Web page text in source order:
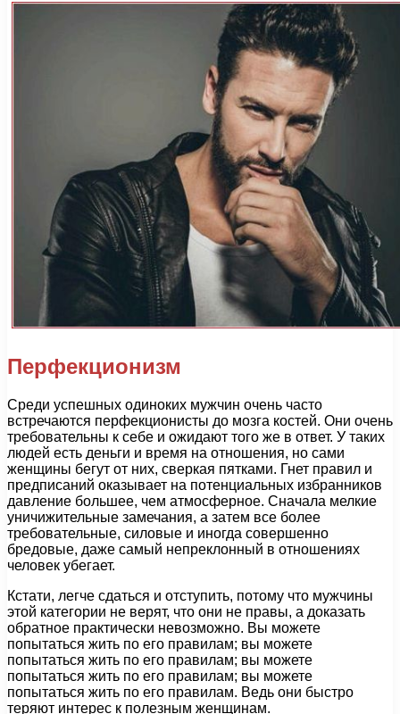
Перфекционизм
Среди успешных одиноких мужчин очень часто
встречаются перфекционисты до мозга костей. Они очень
требовательны к себе и ожидают того же в ответ. У таких
людей есть деньги и время на отношения, но сами
женщины бегут от них, сверкая пятками. Гнет правил и
предписаний оказывает на потенциальных избранников
давление большее, чем атмосферное. Сначала мелкие
уничижительные замечания, а затем все более
требовательные, силовые и иногда совершенно
бредовые, даже самый непреклонный в отношениях
человек убегает.
Кстати, легче сдаться и отступить, потому что мужчины
этой категории не верят, что они не правы, а доказать
обратное практически невозможно. Вы можете
попытаться жить по его правилам; вы можете
попытаться жить по его правилам; вы можете
попытаться жить по его правилам; вы можете
попытаться жить по его правилам. Ведь они быстро
теряют интерес к полезным женщинам.